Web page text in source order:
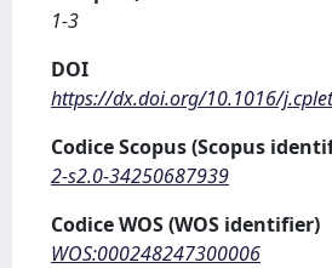
1-3
DOI
https://dx.doi.org/10.1016/
Codice Scopus (Scopus
2-s2.0-34250687939
Codice WOS (WOS identifier)
WOS:000248247300006